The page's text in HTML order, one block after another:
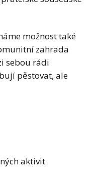
možnost také
zahrada
sebou rádi
pěstovat, ale
aktivit